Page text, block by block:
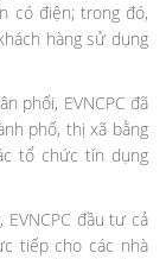
có điện; trong đó,
hàng sử dụng
phối, EVNCPC đã
phố, thị xã bằng
tổ chức tín dụng
đầu tư cả
tiếp cho các nhà